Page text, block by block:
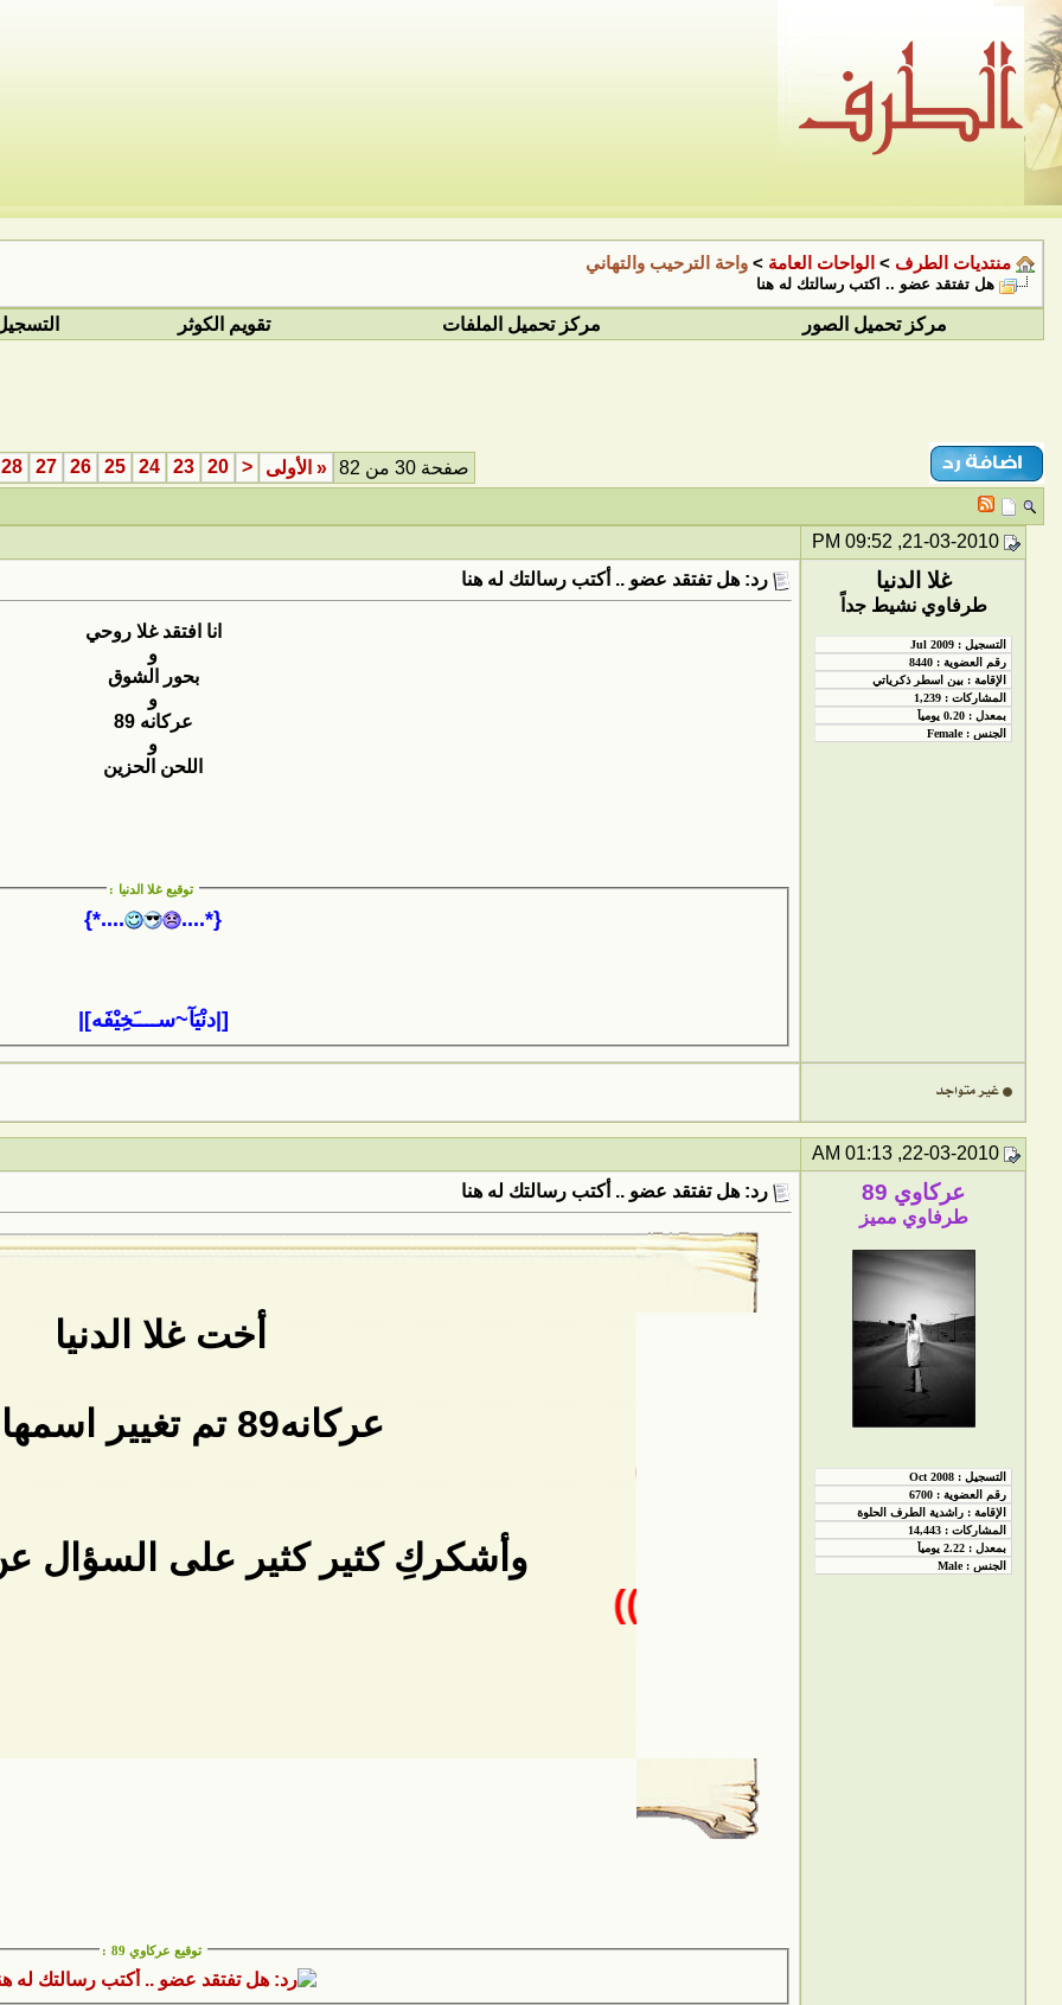
منتديات الطرف > الواحات العامة > واحة الترحيب والتهاني
هل تفتقد عضو .. اكتب رسالتك له هنا
مركز تحميل الصور مركز تحميل الملفات تقويم الكوثر
صفحة 30 من 82 « الأولى <
20
23
24
25
26
27
28
غلا الدنيا
طرفاوي نشيط جداً
رد: هل تفتقد عضو .. أكتب رسالتك له هنا
انا افتقد غلا روحي
و
بحور الشوق
و
عركانه 89
و
اللحن الحزين
توقيع غلا الدنيا :
{*....
....*}
[|دنْيَآ~ســــَخِيْفَه]|
عركاوي 89
طرفاوي مميز
رد: هل تفتقد عضو .. أكتب رسالتك له هنا
أخت غلا الدنيا
عركانه89 تم تغيير اسمها الى
(( همووسه ))
وأشكركِ كثير كثير على السؤال عن
(( أم حسين ))
توقيع عركاوي 89 :